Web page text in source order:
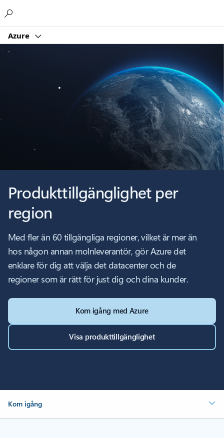
Azure
Produkttillgänglighet per
region
Med fler än 60 tillgängliga regioner, vilket är mer än
hos någon annan molnleverantör, gör Azure det
enklare för dig att välja det datacenter och de
regioner som är rätt för just dig och dina kunder.
Kom igång med Azure
Visa produkttillgänglighet
Kom igång